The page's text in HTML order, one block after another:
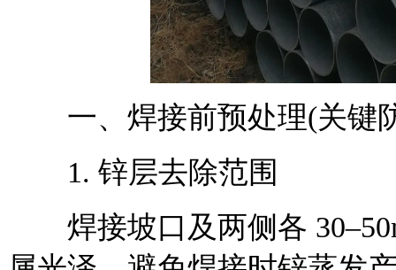
一、焊接前预处理(关键
1. 锌层去除范围
焊接坡口及两侧各